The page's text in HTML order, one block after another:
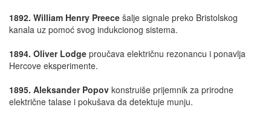
1892. William Henry Preece šalje signale preko Bristolskog
kanala uz pomoć svog indukcionog sistema.
1894. Oliver Lodge proučava električnu rezonancu i ponavlja
Hercove eksperimente.
1895. Aleksander Popov konstruiše prijemnik za prirodne
električne talase i pokušava da detektuje munju.